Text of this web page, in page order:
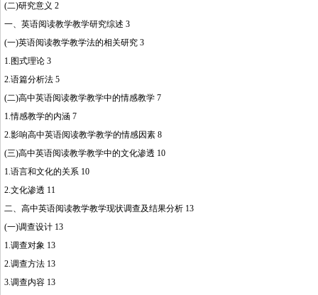
(二)研究意义 2
一、英语阅读教学教学研究综述 3
(一)英语阅读教学教学法的相关研究 3
1.图式理论 3
2.语篇分析法 5
(二)高中英语阅读教学教学中的情感教学 7
1.情感教学的内涵 7
2.影响高中英语阅读教学教学的情感因素 8
(三)高中英语阅读教学教学中的文化渗透 10
1.语言和文化的关系 10
2.文化渗透 11
二、高中英语阅读教学教学现状调查及结果分析 13
(一)调查设计 13
1.调查对象 13
2.调查方法 13
3.调查内容 13